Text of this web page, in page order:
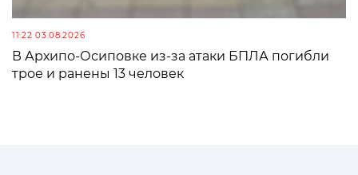
11:22 03.08.2026
В Архипо-Осиповке из-за атаки БПЛА погибли
трое и ранены 13 человек